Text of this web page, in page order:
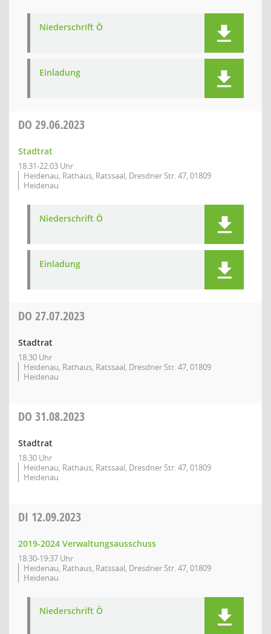
Niederschrift Ö
Einladung
DO 29.06.2023
Stadtrat
18:31-22:03 Uhr
Heidenau, Rathaus, Ratssaal, Dresdner Str. 47, 01809
Heidenau
Niederschrift Ö
Einladung
DO 27.07.2023
Stadtrat
18:30 Uhr
Heidenau, Rathaus, Ratssaal, Dresdner Str. 47, 01809
Heidenau
DO 31.08.2023
Stadtrat
18:30 Uhr
Heidenau, Rathaus, Ratssaal, Dresdner Str. 47, 01809
Heidenau
DI 12.09.2023
2019-2024 Verwaltungsausschuss
18:30-19:37 Uhr
Heidenau, Rathaus, Ratssaal, Dresdner Str. 47, 01809
Heidenau
Niederschrift Ö